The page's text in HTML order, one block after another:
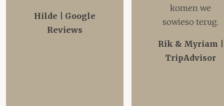
Hilde | Google
Reviews
komen we
sowieso terug.
Rik & Myriam |
TripAdvisor